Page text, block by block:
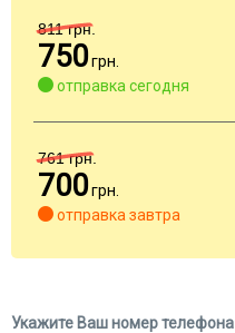
811 грн.
750грн.
отправка сегодня
761 грн.
700грн.
отправка завтра
Укажите Ваш номер телефона